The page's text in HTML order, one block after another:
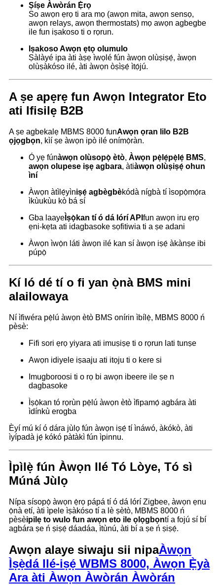
Ṣíṣe Àwòrán Ẹ̀rọ
So awọn ẹrọ ti ara mọ (awọn mita, awọn sensọ,
awọn relays, awọn thermostats) mọ awọn agbegbe
ile fun iṣakoso ti o rọrun.
Iṣakoso Awọn ẹtọ olumulo
Ṣàlàyé ipa àti àṣẹ ìwọlé fún àwọn olùṣiṣẹ́, àwọn
olùṣàkóso ilé, àti àwọn òṣìṣẹ́ ìtọ́jú.
A ṣe apẹrẹ fun Awọn Integrator Eto
ati Ifisilẹ B2B
A ṣe agbekalẹ MBMS 8000 funAwọn ọran lilo B2B
ọjọgbọn, kìí ṣe àwọn ipò ilé onímọ̀ràn.
Ó yẹ fúnàwọn olùsopọ̀ ètò, Àwọn pẹ̀lẹ́pẹ̀lẹ́ BMS,
awọn olupese iṣẹ agbara, àtiàwọn olùṣiṣẹ́ ohun
ìní
Àwọn àtìlẹ́yìniṣẹ́ agbègbèkódà nígbà tí ìsopọ̀mọ́ra
ìkùukùu kò bá sí
Gba laaye Ìṣọ̀kan tí ó dá lórí API fun awọn iru ẹrọ
ẹni-kẹta ati idagbasoke sọfitiwia ti a ṣe adani
Àwọn ìwọ̀n láti àwọn ilé kan sí àwọn iṣẹ́ àkànṣe ibi
púpọ̀
Kí ló dé tí o fi yan ọ̀nà BMS mini
alailowaya
Ní ìfiwéra pẹ̀lú àwọn ètò BMS onírin ìbílẹ̀, MBMS 8000 ń
pèsè:
Fifi sori ẹrọ yiyara ati imuṣiṣẹ ti o rọrun lati tunṣe
Awọn idiyele iṣaaju ati itọju ti o kere si
Imugboroosi ti o rọ bi awọn ibeere ile ṣe n
dagbasoke
Ìṣọ̀kan tó rọrùn pẹ̀lú àwọn ètò ìfipamọ́ agbára àti
ìdínkù erogba
Èyí mú kí ó dára jùlọ fún àwọn iṣẹ́ tí ìnáwó, àkókò, àti
ìyípadà jẹ́ kókó pàtàkì fún ìpinnu.
Ìpìlẹ̀ fún Àwọn Ilé Tó Lòye, Tó sì
Múná Jùlọ
Nípa sísopọ̀ àwọn ẹ̀rọ pápá tí ó dá lórí Zigbee, àwọn ẹnu
ọ̀nà etí, àti ìpele ìṣàkóso tí a lè ṣètò, MBMS 8000 ń
pèsèipilẹ to wulo fun awọn eto ile ọlọgbọntí a fojú sí bí
agbára ṣe ń ṣiṣẹ́ dáadáa, ìtùnú, àti bí a ṣe ń ṣiṣẹ́.
Awọn alaye siwaju sii nipaÀwọn
Ìṣẹ̀dá Ilé-iṣẹ́ WBMS 8000, Àwọn Ẹ̀yà
Ara àti Àwọn Àwòrán Àwòrán